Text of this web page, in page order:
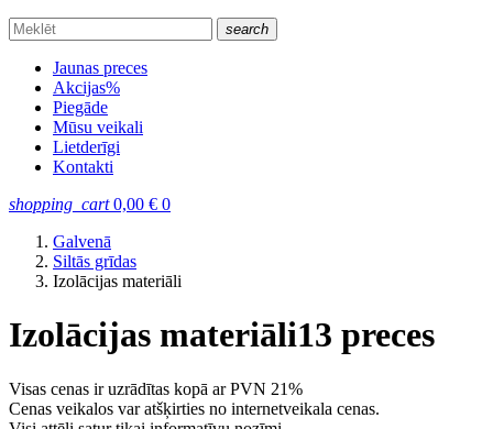
search
Jaunas preces
Akcijas%
Piegāde
Mūsu veikali
Lietderīgi
Kontakti
shopping_cart 0,00 € 0
Galvenā
Siltās grīdas
Izolācijas materiāli
Izolācijas materiāli13 preces
Visas cenas ir uzrādītas kopā ar PVN 21%
Cenas veikalos var atšķirties no internetveikala cenas.